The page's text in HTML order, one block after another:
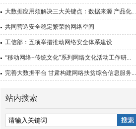
大数据应用须解决三大关键点：数据来源 产品化...
共同营造安全稳定繁荣的网络空间
工信部：五项举措推动网络安全体系建设
“移动网络+传统文化”系列网络文化活动工作研...
完善大数据平台 甘肃构建网络扶贫综合信息服务...
站内搜索